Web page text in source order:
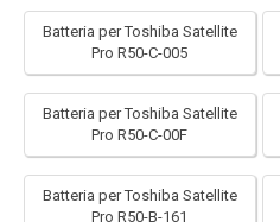
Batteria per Toshiba Satellite
Pro R50-C-005
Batteria per Toshiba Satellite
Pro R50-C-00F
Batteria per Toshiba Satellite
Pro R50-B-161